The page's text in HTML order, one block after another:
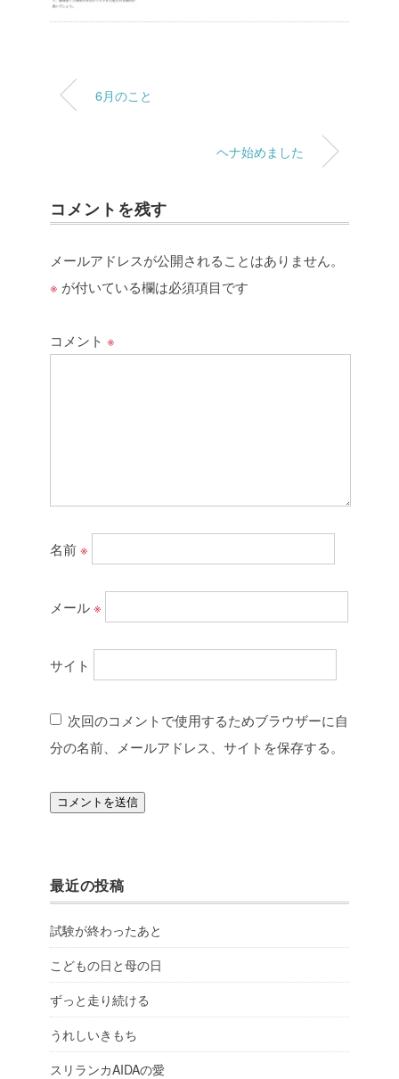
6月のこと
ヘナ始めました
コメントを残す
メールアドレスが公開されることはありません。
※ が付いている欄は必須項目です
コメント ※
名前※
メール※
サイト
次回のコメントで使用するためブラウザーに自
分の名前、メールアドレス、サイトを保存する。
最近の投稿
試験が終わったあと
こどもの日と母の日
ずっと走り続ける
うれしいきもち
スリランカAIDAの愛